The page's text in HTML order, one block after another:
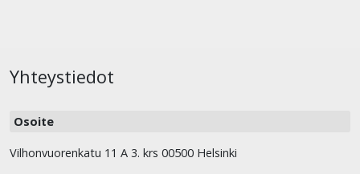
Yhteystiedot
Osoite
Vilhonvuorenkatu 11 A 3. krs 00500 Helsinki